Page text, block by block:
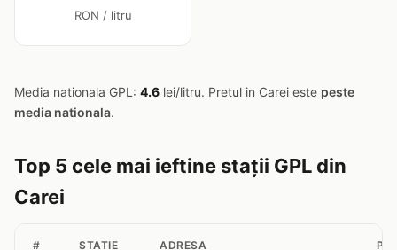
RON / litru
Media nationala GPL: 4.6 lei/litru. Pretul in Carei este peste
media nationala.
Top 5 cele mai ieftine stații GPL din
Carei
# STATIE ADRESA